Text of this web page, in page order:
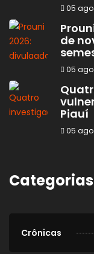
05
de
05
Piauí
05
Categorias
Crônicas